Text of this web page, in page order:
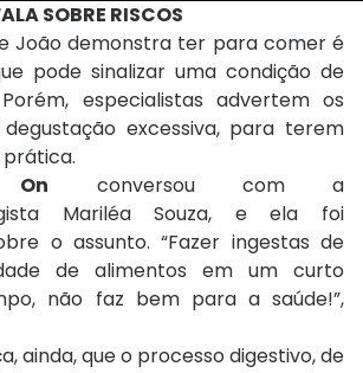
SOBRE RISCOS
João demonstra ter para comer é
pode sinalizar uma condição de
especialistas advertem os
excessiva, para terem
conversou com a
Mariléa Souza, e ela foi
o assunto. “Fazer ingestas de
de alimentos em um curto
não faz bem para a saúde!”,
ainda, que o processo digestivo, de